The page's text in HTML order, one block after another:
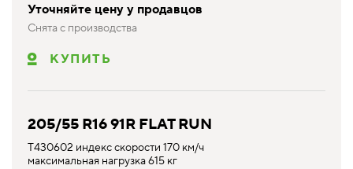
Уточняйте цену у продавцов
Снята с производства
КУПИТЬ
205/55 R16 91R FLAT RUN
T430602 индекс скорости 170 км/ч
максимальная нагрузка 615 кг